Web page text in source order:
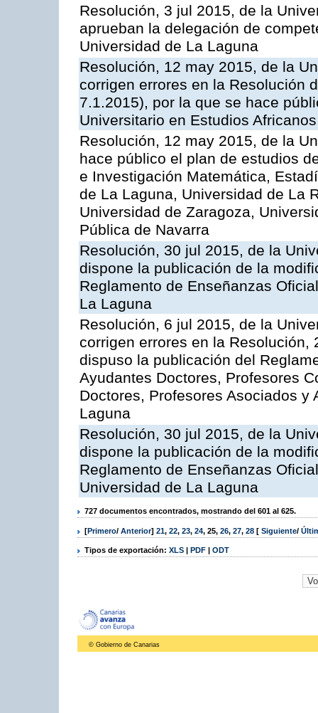
Resolución, 3 jul 2015, de la
aprueban la delegación de
Universidad de La Laguna
Resolución, 12 may 2015, de la
corrigen errores en la Resolución
7.1.2015), por la que se hace
Universitario en Estudios
Resolución, 12 may 2015, de la
hace público el plan de estudios
e Investigación Matemática,
de La Laguna, Universidad de La
Universidad de Zaragoza,
Pública de Navarra
Resolución, 30 jul 2015, de la
dispone la publicación de la
Reglamento de Enseñanzas
La Laguna
Resolución, 6 jul 2015, de la
corrigen errores en la Resolución,
dispuso la publicación del
Ayudantes Doctores, Profesores
Doctores, Profesores Asociados
Laguna
Resolución, 30 jul 2015, de la
dispone la publicación de la
Reglamento de Enseñanzas
Universidad de La Laguna
727 documentos encontrados, mostrando del 601 al 625.
[Primero/ Anterior] 21, 22, 23, 24, 25, 26, 27, 28 [ Siguiente/
Tipos de exportación: XLS | PDF | ODT
© Gobierno de Canarias